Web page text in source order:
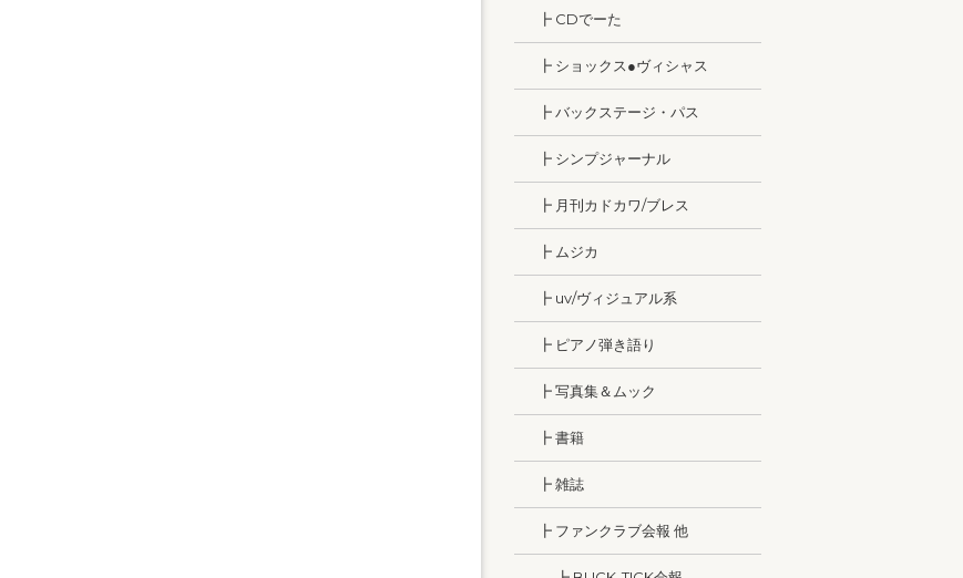
┣ CDでーた
┣ ショックス●ヴィシャス
┣ バックステージ・パス
┣ シンプジャーナル
┣ 月刊カドカワ/ブレス
┣ ムジカ
┣ uv/ヴィジュアル系
┣ ピアノ弾き語り
┣ 写真集＆ムック
┣ 書籍
┣ 雑誌
┣ ファンクラブ会報 他